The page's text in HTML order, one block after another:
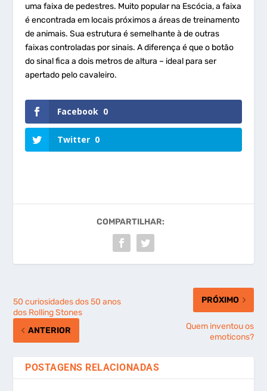
uma faixa de pedestres. Muito popular na Escócia, a faixa
é encontrada em locais próximos a áreas de treinamento
de animais. Sua estrutura é semelhante à de outras
faixas controladas por sinais. A diferença é que o botão
do sinal fica a dois metros de altura – ideal para ser
apertado pelo cavaleiro.
Facebook 0
Twitter 0
COMPARTILHAR:
50 curiosidades dos 50 anos
dos Rolling Stones
ANTERIOR
PRÓXIMO
Quem inventou os
emoticons?
POSTAGENS RELACIONADAS